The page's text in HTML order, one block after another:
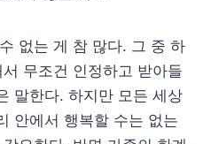
없는 게 참 많다. 그 중 하
무조건 인정하고 받아들
말한다. 하지만 모든 세상
안에서 행복할 수는 없는